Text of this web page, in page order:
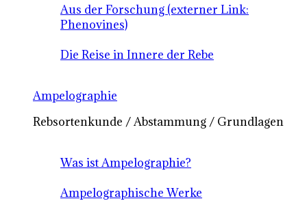
Aus der Forschung (externer Link:
Phenovines)
Die Reise in Innere der Rebe
Ampelographie
Rebsortenkunde / Abstammung / Grundlagen
Was ist Ampelographie?
Ampelographische Werke